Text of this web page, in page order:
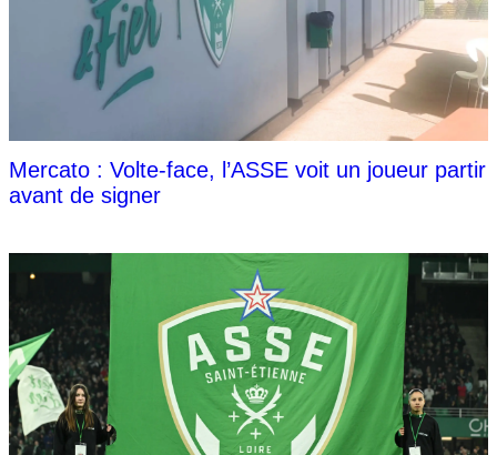
Mercato : Volte-face, l’ASSE voit un joueur partir
avant de signer